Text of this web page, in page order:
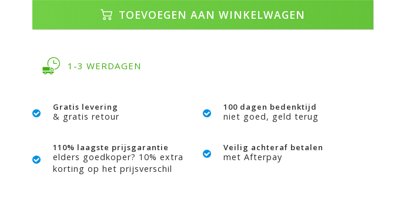
TOEVOEGEN AAN WINKELWAGEN
1-3 WERDAGEN
Gratis levering
& gratis retour
100 dagen bedenktijd
niet goed, geld terug
110% laagste prijsgarantie
elders goedkoper? 10% extra
korting op het prijsverschil
Veilig achteraf betalen
met Afterpay